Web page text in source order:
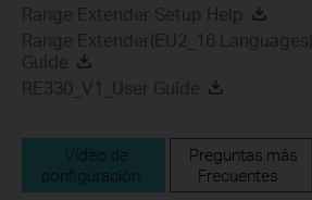
Range Extender Setup Help
Range Extender(EU2_16
Guide
RE330_V1_User Guide
Vídeo de
configuración
Preguntas más
Frecuentes